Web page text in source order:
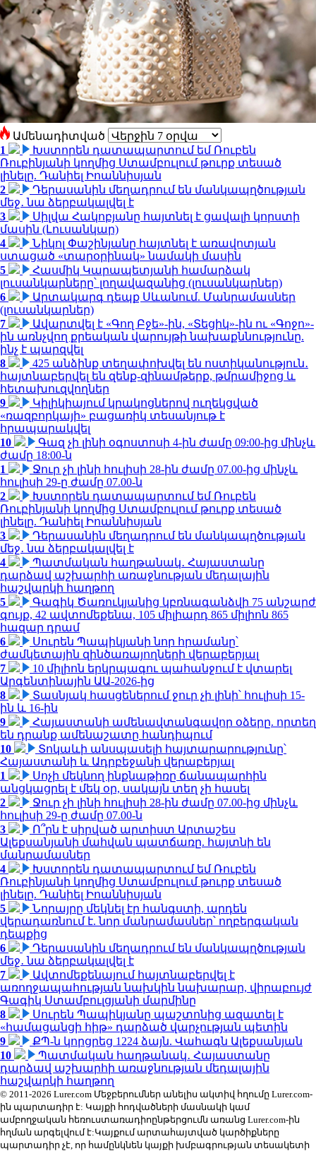
Ամենադիտված
1
Խստորեն դատապարտում եմ Ռուբեն
Ռուբինյանի կողմից Ստամբուլում թուրք տեսած
լինելը. Դանիել Իոաննիսյան
2
Դերասանին մեղադրում են մանկապղծության
մեջ․ նա ձերբակալվել է
3
Սիլվա Հակոբյանը հայտնել է ցավալի կորստի
մասին (Լուսանկար)
4
Նիկոլ Փաշինյանը հայտնել է առավոտյան
ստացած «տարօրինակ» նամակի մասին
5
Հասմիկ Կարապետյանի համարձակ
լուսանկարները՝ լողավազանից (լուսանկարներ)
6
Արտակարգ դեպք Սևանում. Մանրամասներ
(լուսանկարներ)
7
Ավարտվել է «Գող Բջե»-ին, «Տեցիկ»-ին ու «Գոջո»-
ին առնչվող քրեական վարույթի նախաքննությունը.
ինչ է պարզվել
8
425 անձինք տեղափոխվել են ոստիկանություն․
հայտնաբերվել են զենք-զինամթերք, թմրամիջոց և
հետախուզվողներ
9
Կիլիկիայում կրակոցներով ուղեկցված
«ռազբորկայի» բացառիկ տեսանյութ է
հրապարակվել
10
Գազ չի լինի օգոստոսի 4-ին ժամը 09:00-ից մինչև
ժամը 18:00-ն
1
Ջուր չի լինի հուլիսի 28-ին ժամը 07.00-ից մինչև
հուլիսի 29-ը ժամը 07.00-ն
2
Խստորեն դատապարտում եմ Ռուբեն
Ռուբինյանի կողմից Ստամբուլում թուրք տեսած
լինելը. Դանիել Իոաննիսյան
3
Դերասանին մեղադրում են մանկապղծության
մեջ․ նա ձերբակալվել է
4
Պատմական հաղթանակ․ Հայաստանը
դարձավ աշխարհի առաջնության մեդալային
հաշվարկի հաղթող
5
Գագիկ Ծառուկյանից կբռնագանձվի 75 անշարժ
գույք, 42 ավտոմեքենա, 105 միլիարդ 865 միլիոն 865
հազար դրամ
6
Սուրեն Պապիկյանի նոր հրամանը՝
ժամկետային զինծառայողների վերաբերյալ
7
10 միլիոն երկրպագու պահանջում է վտարել
Արգենտինային ԱԱ-2026-ից
8
Տասնյակ հասցեներում ջուր չի լինի՝ հուլիսի 15-
ին և 16-ին
9
Հայաստանի ամենավտանգավոր օձերը. որտեղ
են դրանք ամենաշատը հանդիպում
10
Տոկաևի անսպասելի հայտարարությունը՝
Հայաստանի և Ադրբեջանի վերաբերյալ
1
Սոչի մեկնող ինքնաթիռը ճանապարհին
անցկացրել է մեկ օր, սակայն տեղ չի հասել
2
Ջուր չի լինի հուլիսի 28-ին ժամը 07.00-ից մինչև
հուլիսի 29-ը ժամը 07.00-ն
3
Ո՞րն է սիրված արտիստ Արտաշես
Ալեքսանյանի մահվան պատճառը. հայտնի են
մանրամասներ
4
Խստորեն դատապարտում եմ Ռուբեն
Ռուբինյանի կողմից Ստամբուլում թուրք տեսած
լինելը. Դանիել Իոաննիսյան
5
Նորայրը մեկնել էր հանգստի, արդեն
վերադառնում է. նոր մանրամասներ՝ ողբերգական
դեպքից
6
Դերասանին մեղադրում են մանկապղծության
մեջ․ նա ձերբակալվել է
7
Ավտոմեքենայում հայտնաբերվել է
առողջապահության նախկին նախարար, վիրաբույժ
Գագիկ Ստամբուլցյանի մարմինը
8
Սուրեն Պապիկյանը պաշտոնից ազատել է
«համացանցի հիթ» դարձած վարչության պետին
9
ՔՊ-ն կորցրեց 1224 ձայն. Վահագն Ալեքսանյան
10
Պատմական հաղթանակ․ Հայաստանը
դարձավ աշխարհի առաջնության մեդալային
հաշվարկի հաղթող
© 2011-2026 Lurer.com Մեջբերումներ անելիս ակտիվ հղումը Lurer.com-
ին պարտադիր է: Կայքի հոդվածների մասնակի կամ
ամբողջական հեռուստառադիոընթերցումն առանց Lurer.com-ին
հղման արգելվում է:Կայքում արտահայտված կարծիքները
պարտադիր չէ, որ համընկնեն կայքի խմբագրության տեսակետի